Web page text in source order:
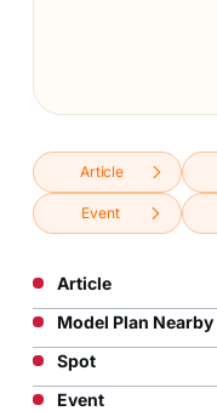
Article
Event
Article
Model Plan Nearby
Spot
Event